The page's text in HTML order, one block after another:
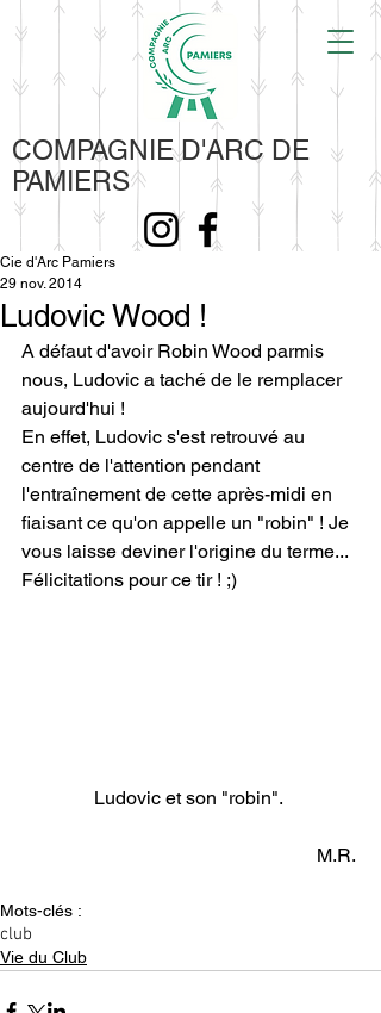
COMPAGNIE D'ARC DE
PAMIERS
Ludovic Wood !
Cie d'Arc Pamiers
29 nov. 2014
A défaut d'avoir Robin Wood parmis
nous, Ludovic a taché de le remplacer
aujourd'hui !
En effet, Ludovic s'est retrouvé au
centre de l'attention pendant
l'entraînement de cette après-midi en
fiaisant ce qu'on appelle un "robin" ! Je
vous laisse deviner l'origine du terme...
Félicitations pour ce tir ! ;)
Ludovic et son "robin".
M.R.
Mots-clés :
club
Vie du Club